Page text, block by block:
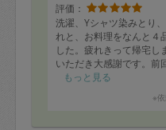
評価：
洗濯、Yシャツ染みとり
れと、お料理をなんと４
した。疲れきって帰宅し
いただき大感謝です。前
てしまい星４つが自動入
もっと見る
※